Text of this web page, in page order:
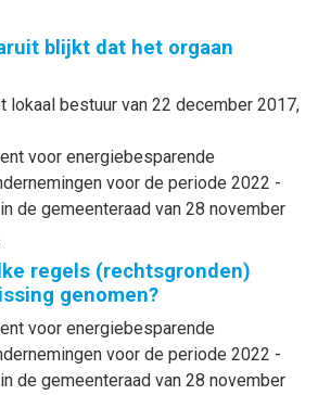
blijkt dat het orgaan
lokaal bestuur van 22 december 2017,
voor energiebesparende
voor de periode 2022 -
de gemeenteraad van 28 november
regels (rechtsgronden)
genomen?
voor energiebesparende
voor de periode 2022 -
de gemeenteraad van 28 november